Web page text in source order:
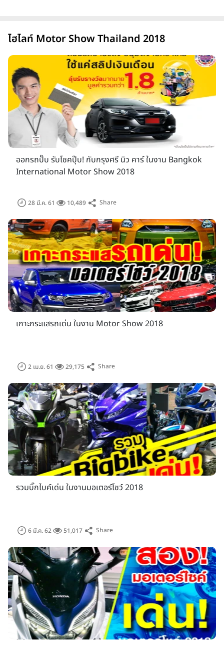
นอกจากจะมีรถยนต์รุ่นใหม่ๆ มาให้ได้ติดตามข่าวสารกันแล้ว ในปีนี้ก็
ยังมีรถไฟฟ้าอีกหลายค่ายที่นำมาอวดโฉมให้ชมกันอย่างใกล้ชิด
นอกจากนี้ก็ยังมีโปรโมชั่นจากค่ายรถให้เลือกชมกันอย่างจุใจ สำหรับ
งานบางกอก อินเตอร์เนชั่นแนล มอเตอร์โชว์ ครั้งที่ 39 จะเปิดให้
ประชาชนทั่วไปเข้าชมตั้งแต่วันที่ 28 มีนาคม-8 เมษายน 2561 ณ
อาคารชาเลนเจอร์ฮอล์ 1-3 อิมแพค เมืองทองธานี
โดยภายในงานมอเตอร์โชว์ ครั้งที่ 39 นี้ ก็มีบริษัทรถยนต์มากกว่า
30 แบรนด์ รวมถึงรถจักรยานยนต์อีก 15 แบรนด์ เข้าร่วมอย่าง
คับคั่ง ทางด้านรถยนต์เริ่มจากค่ายญี่ปุ่นอย่าง Toyota, Lexus,
Nissan, Honda, Mitsubishi, Isuzu, Mazda, Subaru,
Suzuki ส่วนรถเกาหลีอีก 2 แบรนด์คือ KIA และ Hyundai
เป็นต้น ในส่วนของแบรนด์รถยุโรปและรถอเมริกัน ก็มาร่วมงาน
อย่างมากมาย อาทิ Audi, BMW, Bentley, Mercedes-Benz,
ไฮไลท์ Motor Show Thailand 2018
ออกรถปั๊บ รับโชคปุ๊บ! กับกรุงศรี นิว คาร์ ในงาน Bangkok
International Motor Show 2018
28 มี.ค. 61 10,489 Share
เกาะกระแสรถเด่น ในงาน Motor Show 2018
2 เม.ย. 61 29,175 Share
รวมบิ๊กไบค์เด่น ในงานมอเตอร์โชว์ 2018
6 มี.ค. 62 51,017 Share